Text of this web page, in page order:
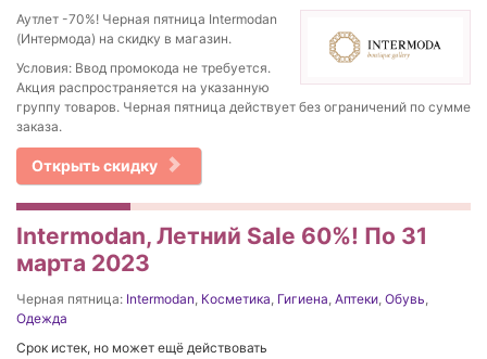
Аутлет -70%! Черная пятница Intermodan
(Интермода) на скидку в магазин.
Условия: Ввод промокода не требуется.
Акция распространяется на указанную
группу товаров. Черная пятница действует без ограничений по сумме
заказа.
Открыть скидку
Intermodan, Летний Sale 60%! По 31
марта 2023
Черная пятница: Intermodan, Косметика, Гигиена, Аптеки, Обувь,
Одежда
Срок истек, но может ещё действовать